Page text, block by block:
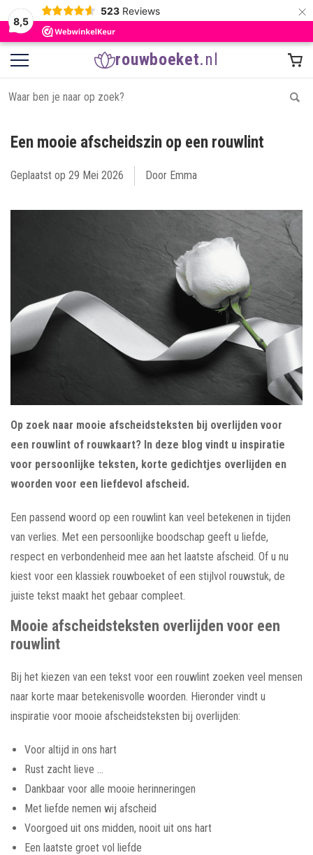
8,5
523 Reviews ×
rouwboeket.nl
Een mooie afscheidszin op een rouwlint
Geplaatst op 29 Mei 2026 Door Emma
Op zoek naar mooie afscheidsteksten bij overlijden voor
een rouwlint of rouwkaart? In deze blog vindt u inspiratie
voor persoonlijke teksten, korte gedichtjes overlijden en
woorden voor een liefdevol afscheid.
Een passend woord op een rouwlint kan veel betekenen in tijden
van verlies. Met een persoonlijke boodschap geeft u liefde,
respect en verbondenheid mee aan het laatste afscheid. Of u nu
kiest voor een klassiek rouwboeket of een stijlvol rouwstuk, de
juiste tekst maakt het gebaar compleet.
Mooie afscheidsteksten overlijden voor een
rouwlint
Bij het kiezen van een tekst voor een rouwlint zoeken veel mensen
naar korte maar betekenisvolle woorden. Hieronder vindt u
inspiratie voor mooie afscheidsteksten bij overlijden:
Voor altijd in ons hart
Rust zacht lieve …
Dankbaar voor alle mooie herinneringen
Met liefde nemen wij afscheid
Voorgoed uit ons midden, nooit uit ons hart
Een laatste groet vol liefde